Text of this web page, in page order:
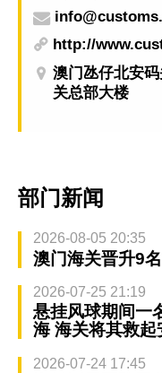
http://
澳门氹仔北安
关总部大楼
部门新闻
2026-08-05 20:35
澳门海关晋升9
2026-07-25 21:19
悬挂风球期间一
海 海关将其救
2026-07-24 17:45